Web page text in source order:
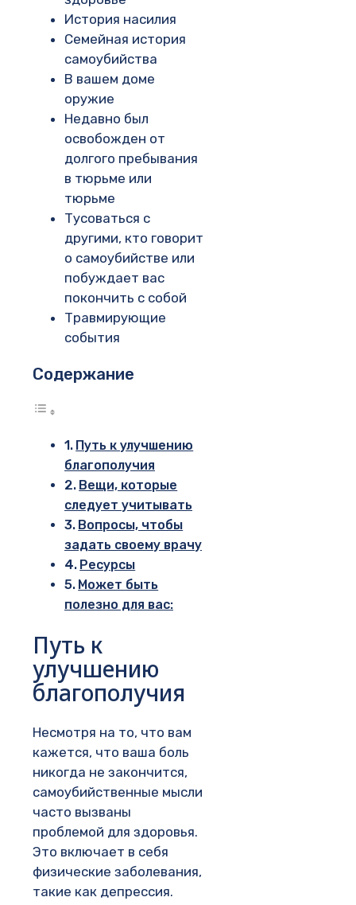
История насилия
Семейная история
самоубийства
В вашем доме
оружие
Недавно был
освобожден от
долгого пребывания
в тюрьме или
тюрьме
Тусоваться с
другими, кто говорит
о самоубийстве или
побуждает вас
покончить с собой
Травмирующие
события
Содержание
Путь к улучшению
благополучия
Вещи, которые
следует учитывать
Вопросы, чтобы
задать своему врачу
Ресурсы
Может быть
полезно для вас:
Путь к
улучшению
благополучия
Несмотря на то, что вам
кажется, что ваша боль
никогда не закончится,
самоубийственные мысли
часто вызваны
проблемой для здоровья.
Это включает в себя
физические заболевания,
такие как депрессия.